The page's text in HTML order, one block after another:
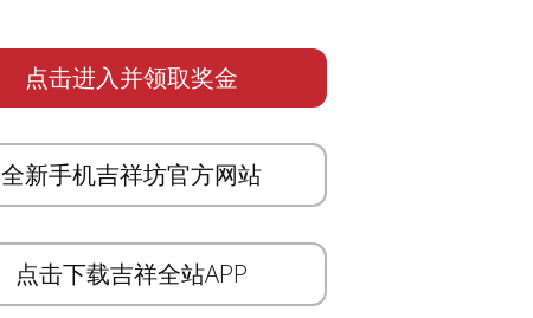
点击进入并领取奖金
全新手机吉祥坊官方网站
点击下载吉祥全站APP